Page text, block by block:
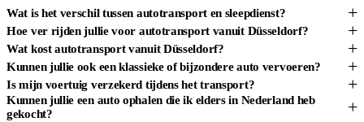
Wat is het verschil tussen autotransport en sleepdienst? +
Hoe ver rijden jullie voor autotransport vanuit Düsseldorf? +
Wat kost autotransport vanuit Düsseldorf? +
Kunnen jullie ook een klassieke of bijzondere auto vervoeren? +
Is mijn voertuig verzekerd tijdens het transport? +
Kunnen jullie een auto ophalen die ik elders in Nederland heb
gekocht?
+